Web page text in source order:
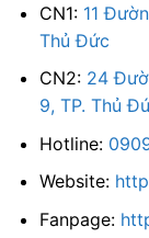
CN1: 11
Thủ Đức
CN2: 24
9, TP. Thủ
Hotline:
Website:
Fanpage: